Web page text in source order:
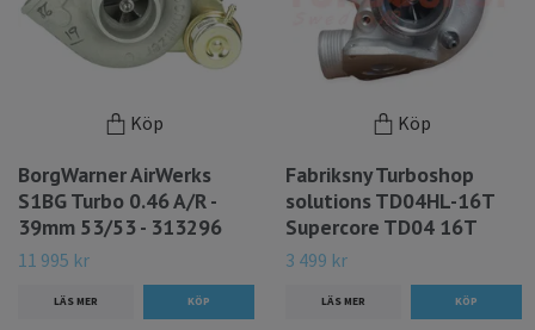
Köp
BorgWarner AirWerks
S1BG Turbo 0.46 A/R -
39mm 53/53 - 313296
11 995 kr
LÄS MER
Köp
Fabriksny Turboshop
solutions TD04HL-16T
Supercore TD04 16T
3 499 kr
LÄS MER